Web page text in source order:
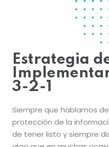
Estrategia
3-2-1
Siempre que hablamos
protección de la
de tener listo y siempre